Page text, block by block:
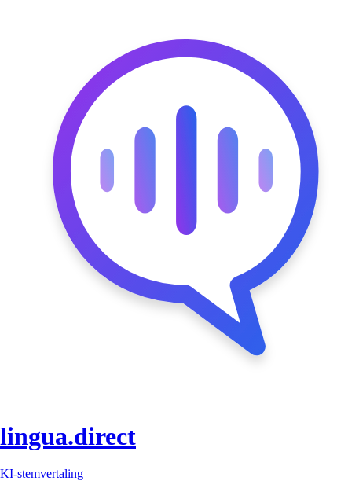
lingua.direct
KI-stemvertaling